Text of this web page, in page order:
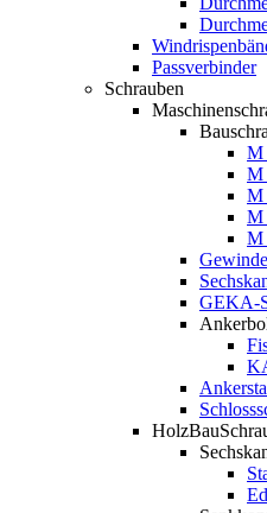
Passverbinder
Schrauben
M
M
M
M
M
GEKA-